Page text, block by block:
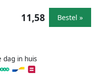
dag in huis
11,58 Bestel »